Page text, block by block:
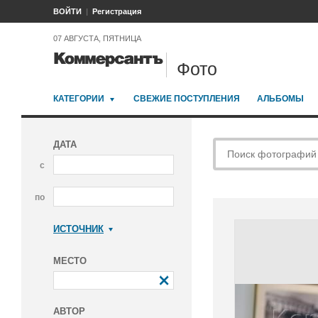
ВОЙТИ Регистрация
07 АВГУСТА, ПЯТНИЦА
Фото
КАТЕГОРИИ СВЕЖИЕ ПОСТУПЛЕНИЯ АЛЬБОМЫ
ДАТА
с
по
ИСТОЧНИК
МЕСТО
АВТОР